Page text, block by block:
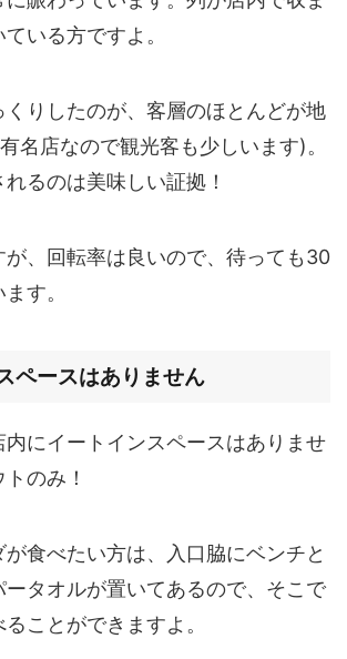
いる方ですよ。
くりしたのが、客層のほとんどが地
名店なので観光客も少しいます)。
るのは美味しい証拠！
、回転率は良いので、待っても30
す。
ペースはありません
内にイートインスペースはありませ
のみ！
食べたい方は、入口脇にベンチと
ータオルが置いてあるので、そこで
ことができますよ。